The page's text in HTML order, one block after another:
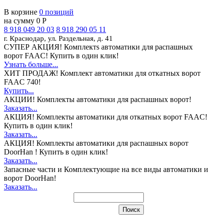
В корзине 0 позиций
на сумму 0 Р
8 918 049 20 03 8 918 290 05 11
г. Краснодар, ул. Раздельная, д. 41
СУПЕР АКЦИЯ! Комплектs автоматики для распашных
ворот FAAC! Купить в один клик!
Узнать больше...
ХИТ ПРОДАЖ! Комплект автоматики для откатных ворот
FAAC 740!
Купить...
АКЦИИ! Комплекты автоматики для распашных ворот!
Заказать...
АКЦИЯ! Комплекты автоматики для откатных ворот FAAC!
Купить в один клик!
Заказать...
АКЦИЯ! Комплекты автоматики для распашных ворот
DoorHan ! Купить в один клик!
Заказать...
Запасные части и Комплектующие на все виды автоматики и
ворот DoorHan!
Заказать...